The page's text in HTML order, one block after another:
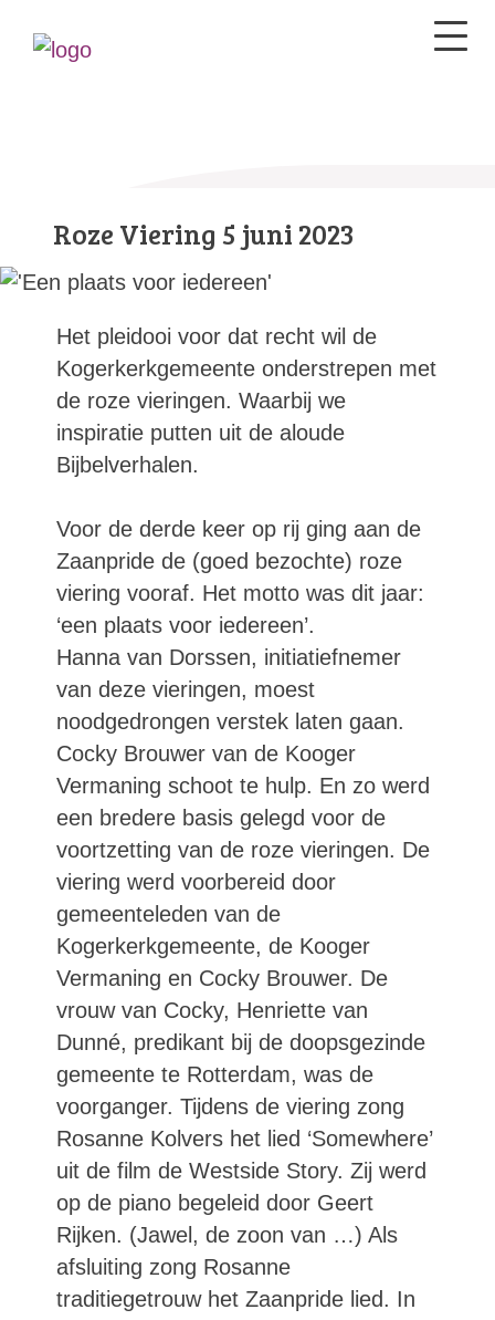
Roze Viering 5 juni 2023
Het pleidooi voor dat recht wil de
Kogerkerkgemeente onderstrepen met
de roze vieringen. Waarbij we
inspiratie putten uit de aloude
Bijbelverhalen.
Voor de derde keer op rij ging aan de
Zaanpride de (goed bezochte) roze
viering vooraf. Het motto was dit jaar:
‘een plaats voor iedereen’.
Hanna van Dorssen, initiatiefnemer
van deze vieringen, moest
noodgedrongen verstek laten gaan.
Cocky Brouwer van de Kooger
Vermaning schoot te hulp. En zo werd
een bredere basis gelegd voor de
voortzetting van de roze vieringen. De
viering werd voorbereid door
gemeenteleden van de
Kogerkerkgemeente, de Kooger
Vermaning en Cocky Brouwer. De
vrouw van Cocky, Henriette van
Dunné, predikant bij de doopsgezinde
gemeente te Rotterdam, was de
voorganger. Tijdens de viering zong
Rosanne Kolvers het lied ‘Somewhere’
uit de film de Westside Story. Zij werd
op de piano begeleid door Geert
Rijken. (Jawel, de zoon van …) Als
afsluiting zong Rosanne
traditiegetrouw het Zaanpride lied. In